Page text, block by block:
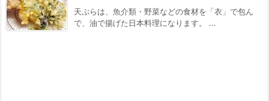
天ぷらは、魚介類・野菜などの食材を「衣」で包ん
で、油で揚げた日本料理になります。 ...